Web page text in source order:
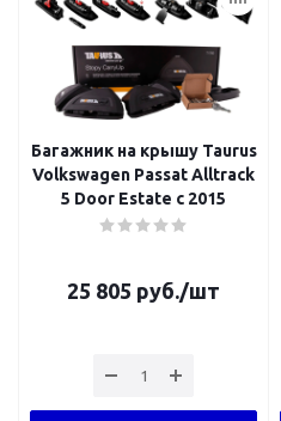
Багажник на крышу Taurus
Volkswagen Passat Alltrack
5 Door Estate с 2015
25 805 руб./шт